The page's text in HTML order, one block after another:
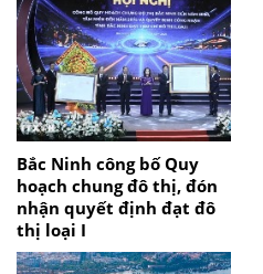
Bắc Ninh công bố Quy
hoạch chung đô thị, đón
nhận quyết định đạt đô
thị loại I